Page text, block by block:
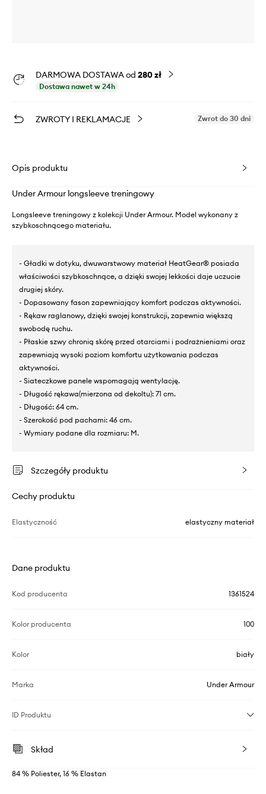
DARMOWA DOSTAWA od 280 zł
Dostawa nawet w 24h
ZWROTY I REKLAMACJE Zwrot do 30 dni
Opis produktu
Under Armour longsleeve treningowy
Longsleeve treningowy z kolekcji Under Armour. Model wykonany z
szybkoschnącego materiału.
- Gładki w dotyku, dwuwarstwowy materiał HeatGear® posiada
właściwości szybkoschnące, a dzięki swojej lekkości daje uczucie
drugiej skóry.
- Dopasowany fason zapewniający komfort podczas aktywności.
- Rękaw raglanowy, dzięki swojej konstrukcji, zapewnia większą
swobodę ruchu.
- Płaskie szwy chronią skórę przed otarciami i podrażnieniami oraz
zapewniają wysoki poziom komfortu użytkowania podczas
aktywności.
- Siateczkowe panele wspomagają wentylację.
- Długość rękawa(mierzona od dekoltu): 71 cm.
- Długość: 64 cm.
- Szerokość pod pachami: 46 cm.
- Wymiary podane dla rozmiaru: M.
Szczegóły produktu
Cechy produktu
Elastyczność elastyczny materiał
Dane produktu
Kod producenta 1361524
Kolor producenta 100
Kolor biały
Marka Under Armour
ID Produktu
Skład
84 % Poliester, 16 % Elastan